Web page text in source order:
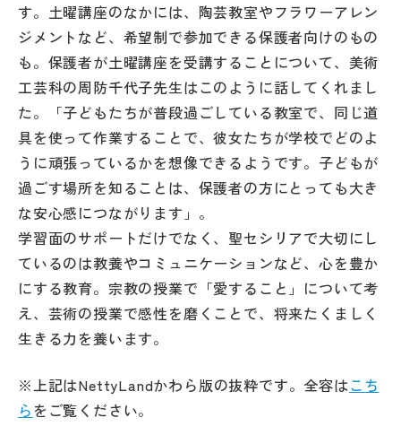
す。土曜講座のなかには、陶芸教室やフラワーアレン
ジメントなど、希望制で参加できる保護者向けのもの
も。保護者が土曜講座を受講することについて、美術
工芸科の周防千代子先生はこのように話してくれまし
た。「子どもたちが普段過ごしている教室で、同じ道
具を使って作業することで、彼女たちが学校でどのよ
うに頑張っているかを想像できるようです。子どもが
過ごす場所を知ることは、保護者の方にとっても大き
な安心感につながります」。
学習面のサポートだけでなく、聖セシリアで大切にし
ているのは教養やコミュニケーションなど、心を豊か
にする教育。宗教の授業で「愛すること」について考
え、芸術の授業で感性を磨くことで、将来たくましく
生きる力を養います。
※上記はNettyLandかわら版の抜粋です。全容はこち
ら をご覧ください。